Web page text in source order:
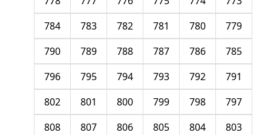
779
780
781
782
783
784
785
786
787
788
789
790
791
792
793
794
795
796
797
798
799
800
801
802
803
804
805
806
807
808